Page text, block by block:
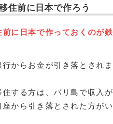
住前に日本で作ろう
に日本で作っておくのが
からお金が引き落とされま
する方は、バリ島で収入
から引き落とされた方が